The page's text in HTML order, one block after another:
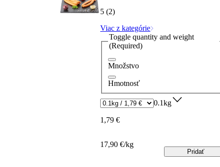
5 (2)
Viac z kategórie
Toggle quantity and weight
(Required)
Množstvo
Hmotnosť
0.1kg
1,79 €
17,90 €/kg
Pridať